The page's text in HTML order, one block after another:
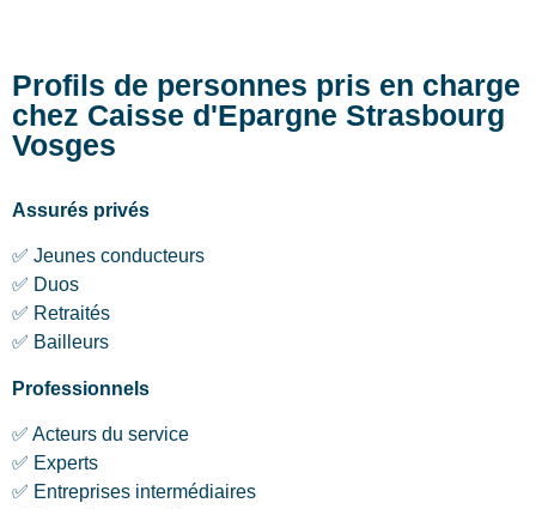
Profils de personnes pris en charge
chez Caisse d'Epargne Strasbourg
Vosges
Assurés privés
✅ Jeunes conducteurs
✅ Duos
✅ Retraités
✅ Bailleurs
Professionnels
✅ Acteurs du service
✅ Experts
✅ Entreprises intermédiaires